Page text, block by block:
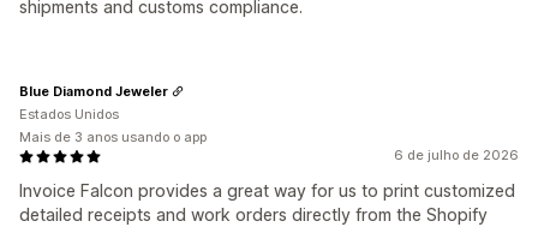
shipments and customs compliance.
6 de julho de 2026
Invoice Falcon provides a great way for us to print customized
detailed receipts and work orders directly from the Shopify
Blue Diamond Jeweler
Estados Unidos
Mais de 3 anos usando o app